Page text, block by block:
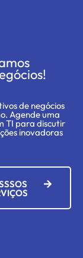
de negócios
Agende uma
TI para discutir
inovadoras